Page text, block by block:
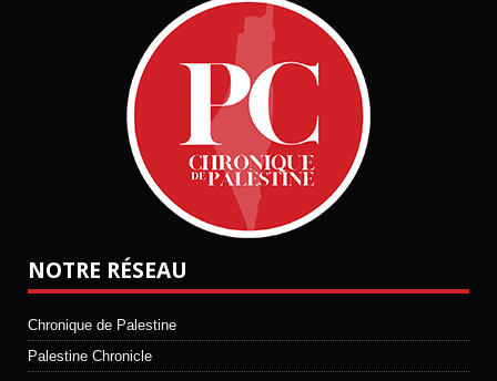
NOTRE RÉSEAU
Chronique de Palestine
Palestine Chronicle